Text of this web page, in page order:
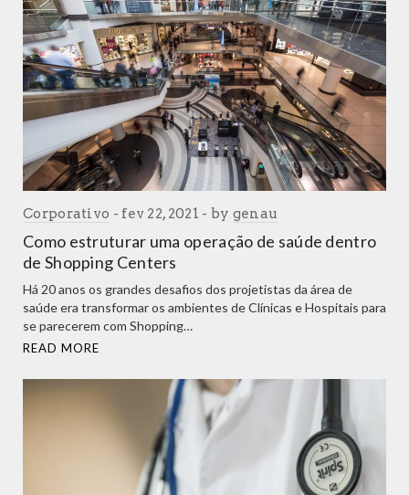
Corporativo fev 22, 2021 by genau
Como estruturar uma operação de saúde dentro
de Shopping Centers
Há 20 anos os grandes desafios dos projetistas da área de
saúde era transformar os ambientes de Clínicas e Hospitais para
se parecerem com Shopping…
READ MORE